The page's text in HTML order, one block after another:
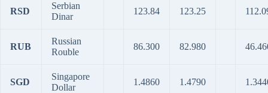
RSD
Serbian
Dinar
123.84 123.25
RUB
Russian
Rouble
86.300 82.980
SGD
Singapore
Dollar
1.4860 1.4790